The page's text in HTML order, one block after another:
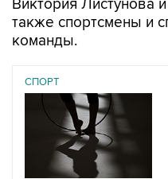
команды.
СПОРТ
07 августа 2026